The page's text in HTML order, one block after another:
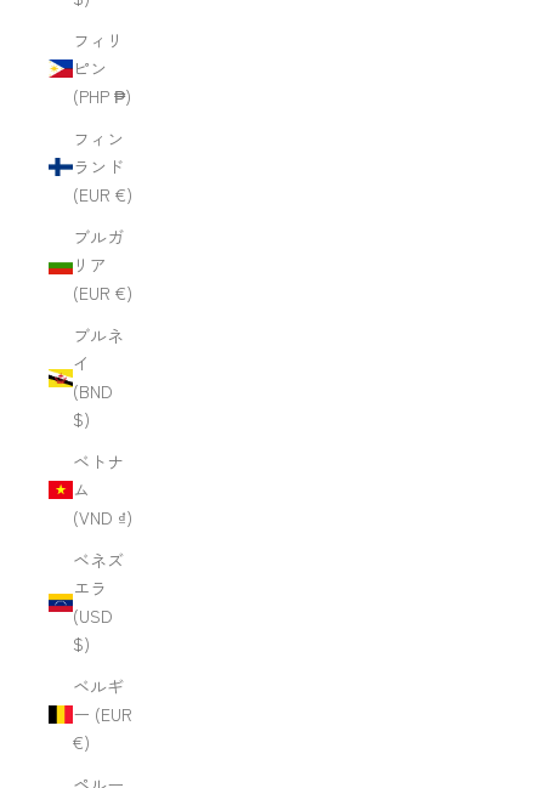
フィリ
ピン
(PHP ₱)
フィン
ランド
(EUR €)
ブルガ
リア
(EUR €)
ブルネ
イ
(BND
$)
ベトナ
ム
(VND ₫)
ベネズ
エラ
(USD
$)
ベルギ
ー (EUR
€)